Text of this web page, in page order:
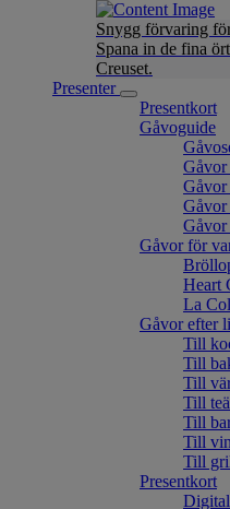
Snygg förvaring
Spana in de fina
Creuset.
Presenter
Presentkort
Gåvoguide
Gåvor
Gåvor
Gåvor
Gåvor
Gåvor för
Heart
La
Gåvor efter
Till
Till
Till
Till
Till
Till
Till
Presentkort